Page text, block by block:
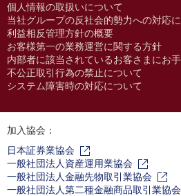
個人情報の取扱いについて
当社グループの反社会的勢力への対応
利益相反管理方針の概要
お客様第一の業務運営に関する方針
内部者に該当されているお客さまにお
不公正取引行為の禁止について
システム障害時の対応について
加入協会：
日本証券業協会
一般社団法人資産運用業協会
一般社団法人金融先物取引業協会
一般社団法人第二種金融商品取引業協会